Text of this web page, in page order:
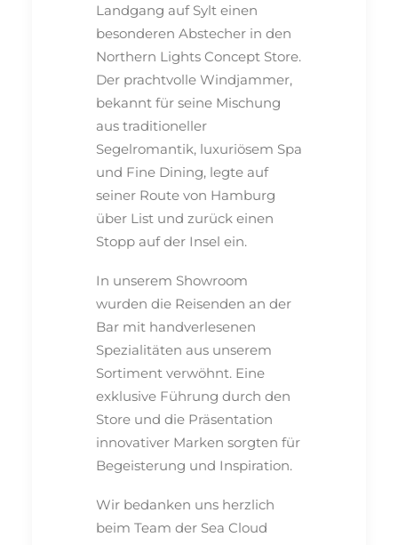
Landgang auf Sylt einen
besonderen Abstecher in den
Northern Lights Concept Store.
Der prachtvolle Windjammer,
bekannt für seine Mischung
aus traditioneller
Segelromantik, luxuriösem Spa
und Fine Dining, legte auf
seiner Route von Hamburg
über List und zurück einen
Stopp auf der Insel ein.
In unserem Showroom
wurden die Reisenden an der
Bar mit handverlesenen
Spezialitäten aus unserem
Sortiment verwöhnt. Eine
exklusive Führung durch den
Store und die Präsentation
innovativer Marken sorgten für
Begeisterung und Inspiration.
Wir bedanken uns herzlich
beim Team der Sea Cloud